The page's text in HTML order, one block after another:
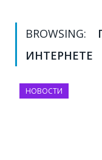
BROWSING:
ИНТЕРНЕТЕ
НОВОСТИ